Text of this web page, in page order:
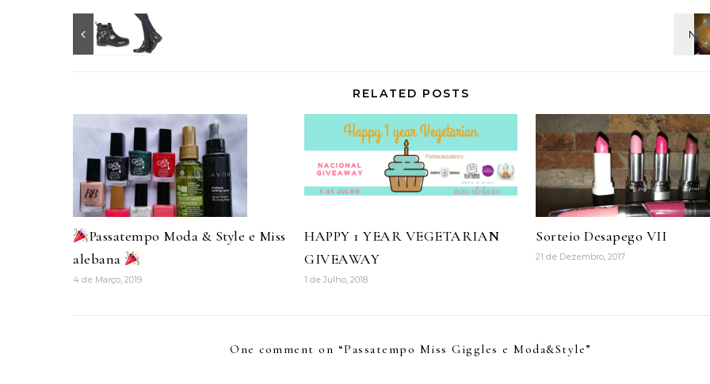
RELATED POSTS
Passatempo Moda & Style e Miss
alebana
4 de Março, 2019
HAPPY 1 YEAR VEGETARIAN
GIVEAWAY
1 de Julho, 2018
Sorteio Desapego VII
21 de Dezembro, 2017
One comment on “Passatempo Miss Giggles e Moda&Style”